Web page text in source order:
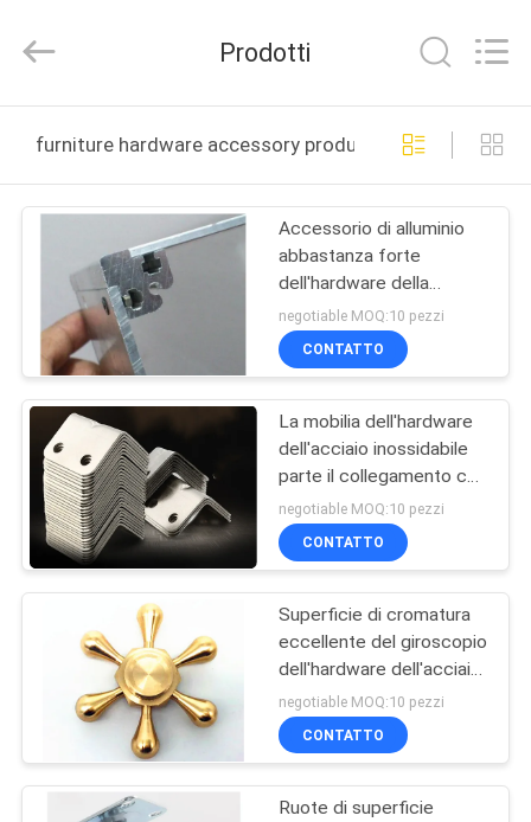
CASA
PRODOTTI
VIDEO
CIRCA
NOI
GIRO
DELLA
FABBRICA
CONTROLLO
QUALITÀ
CONTATTICI
Display
Shelves
Rights
Prodotti
furniture hardware accessory produzione online
Accessorio di alluminio
abbastanza forte
dell'hardware della
mobilia con
progettazione di cad
negotiable MOQ:10 pezzi
CONTATTO
La mobilia dell'hardware
dell'acciaio inossidabile
parte il collegamento con
superficie ricoperta
zinco
negotiable MOQ:10 pezzi
CONTATTO
Superficie di cromatura
eccellente del giroscopio
dell'hardware dell'acciaio
inossidabile del rame di
processo della macchina
di CNC
negotiable MOQ:10 pezzi
CONTATTO
Ruote di superficie